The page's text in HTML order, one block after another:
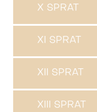
X SPRAT
XI SPRAT
XII SPRAT
XIII SPRAT